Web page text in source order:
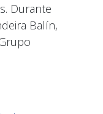
Durante
Balín,